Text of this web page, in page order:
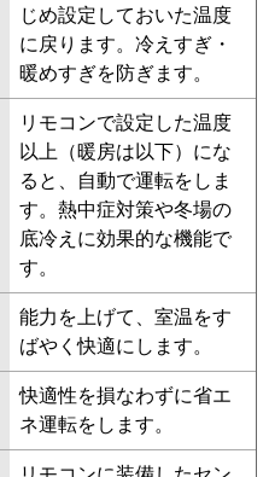
じめ設定しておいた温度
に戻ります。冷えすぎ・
暖めすぎを防ぎます。
リモコンで設定した温度
以上（暖房は以下）にな
ると、自動で運転をしま
す。熱中症対策や冬場の
底冷えに効果的な機能で
す。
能力を上げて、室温をす
ばやく快適にします。
快適性を損なわずに省エ
ネ運転をします。